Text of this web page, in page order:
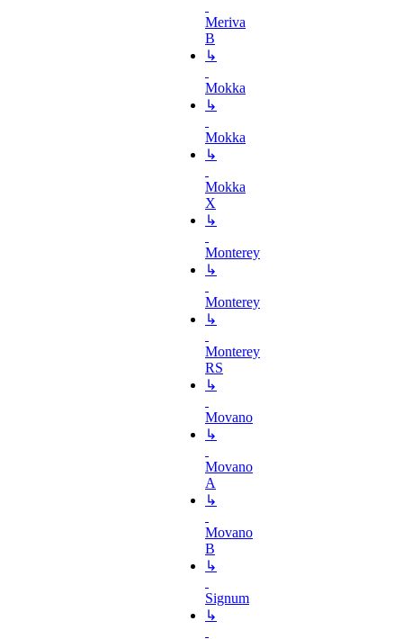
Meriva
B
↳
Mokka
↳
Mokka
↳
Mokka
X
↳
Monterey
↳
Monterey
↳
Monterey
RS
↳
Movano
↳
Movano
A
↳
Movano
B
↳
Signum
↳